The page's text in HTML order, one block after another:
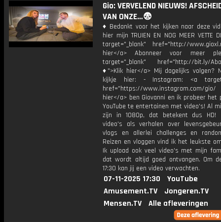
Gio: VERVELEND NIEUWS!
VAN ONZE…😨
♦ Bedankt voor het kijken naar deze
hier mijn TRUIEN EN NOG MEER VETTE
target="_blank" href="http://
hier</a> Abonneer voor meer
target="_blank" href="http://bit.ly/
♦">Klik hier</a> Mij dagelijks volgen?
kijkje hier: - Instagram: <a
href="https://www.instagram.com/
hier</a> ben Giovanni en ik probeer het
YouTube te entertainen met video's! Al
zijn in 1080p, dat betekent dus HD!
video's als verhalen over
vlogs en allerlei challenges en
Reizen en vloggen vind ik het leukste
Ik upload ook veel video's met mijn
dat wordt altijd goed ontvangen. Om
17:30 kan jij een video verwachten.
07-11-2025 17:30
YouTube
Amusement.TV
Jongeren.TV
Mensen.TV
Alle afleveringen